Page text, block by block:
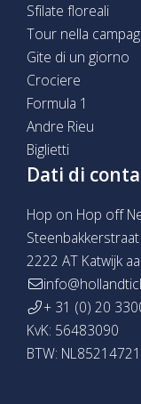
Sfilate floreali
Tour nella
Gite di un giorno
Crociere
Formula 1
Andre Rieu
Biglietti
Dati di
Hop on Hop off
Steenbakkerstraat
2222 AT Katwijk
+ 31 (0) 20
KvK: 56483090
BTW: